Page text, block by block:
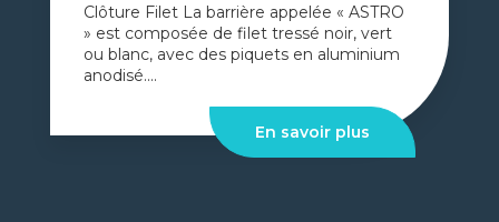
Clôture Filet La barrière appelée « ASTRO
» est composée de filet tressé noir, vert
ou blanc, avec des piquets en aluminium
anodisé....
En savoir plus